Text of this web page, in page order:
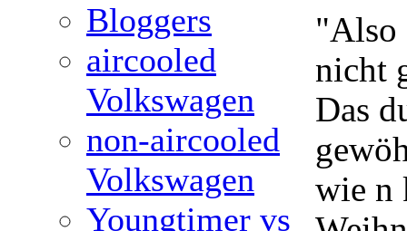
Bloggers
aircooled
Volkswagen
non-aircooled
Volkswagen
Youngtimer vs
"Also
nicht
Das
wie n